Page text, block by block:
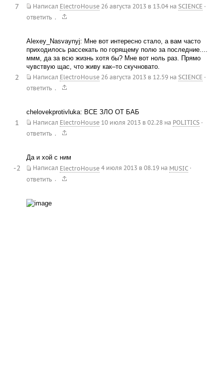
Написал ElectroHouse 26 августа 2013 в 13.04на SCIENCE ·
ответить .
7
Alexey_Nasvaynyj: Мне вот интересно стало, а вам часто
приходилось рассекать по горящему полю за последние....
ммм, да за всю жизнь хотя бы? Мне вот ноль раз. Прямо
чувствую щас, что живу как–то скучновато.
Написал ElectroHouse 26 августа 2013 в 12.59на SCIENCE ·
ответить .
2
chelovekprotivluka: ВСЕ ЗЛО ОТ БАБ
Написал ElectroHouse 10 июля 2013 в 02.28на POLITICS ·
ответить .
1
Да и хой с ним
Написал ElectroHouse 4 июля 2013 в 08.19на MUSIC ·
ответить .
-2